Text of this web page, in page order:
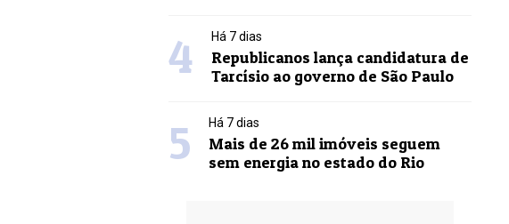
4 Há 7 dias
Republicanos lança candidatura de
Tarcísio ao governo de São Paulo
5 Há 7 dias
Mais de 26 mil imóveis seguem
sem energia no estado do Rio